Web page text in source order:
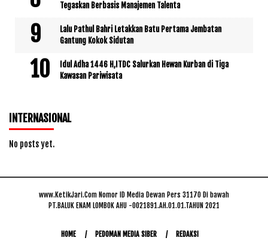
Tegaskan Berbasis Manajemen Talenta
Lalu Pathul Bahri Letakkan Batu Pertama Jembatan
Gantung Kokok Sidutan
Idul Adha 1446 H,ITDC Salurkan Hewan Kurban di Tiga
Kawasan Pariwisata
INTERNASIONAL
No posts yet.
www.KetikJari.Com Nomor ID Media Dewan Pers 31170 Di bawah
PT.BALUK ENAM LOMBOK AHU -0021891.AH.01.01.TAHUN 2021
HOME PEDOMAN MEDIA SIBER REDAKSI